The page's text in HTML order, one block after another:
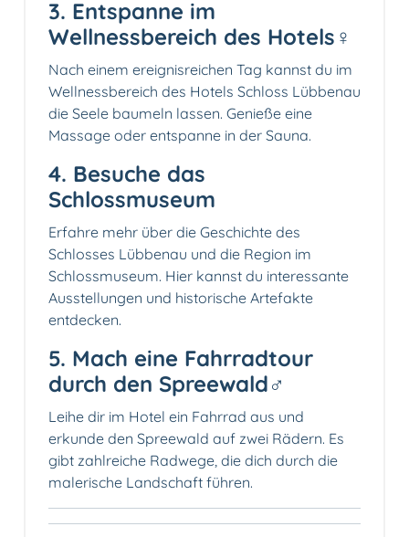
3. Entspanne im
Wellnessbereich des Hotels‍♀️
Nach einem ereignisreichen Tag kannst du im
Wellnessbereich des Hotels Schloss Lübbenau
die Seele baumeln lassen. Genieße eine
Massage oder entspanne in der Sauna.
4. Besuche das
Schlossmuseum
Erfahre mehr über die Geschichte des
Schlosses Lübbenau und die Region im
Schlossmuseum. Hier kannst du interessante
Ausstellungen und historische Artefakte
entdecken.
5. Mach eine Fahrradtour
durch den Spreewald‍♂️
Leihe dir im Hotel ein Fahrrad aus und
erkunde den Spreewald auf zwei Rädern. Es
gibt zahlreiche Radwege, die dich durch die
malerische Landschaft führen.